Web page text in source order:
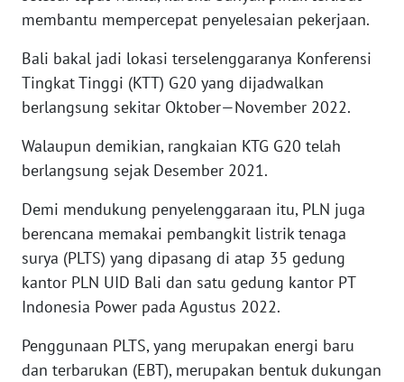
membantu mempercepat penyelesaian pekerjaan.
Bali bakal jadi lokasi terselenggaranya Konferensi
Tingkat Tinggi (KTT) G20 yang dijadwalkan
berlangsung sekitar Oktober—November 2022.
Walaupun demikian, rangkaian KTG G20 telah
berlangsung sejak Desember 2021.
Demi mendukung penyelenggaraan itu, PLN juga
berencana memakai pembangkit listrik tenaga
surya (PLTS) yang dipasang di atap 35 gedung
kantor PLN UID Bali dan satu gedung kantor PT
Indonesia Power pada Agustus 2022.
Penggunaan PLTS, yang merupakan energi baru
dan terbarukan (EBT), merupakan bentuk dukungan
WN
SULTRA
WN
NTB
WN
SULTENG
WN
SULBAR
WN
BABEL
WN
SUMBAR